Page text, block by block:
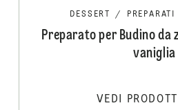
DESSERT / PREPARATI
Preparato per Budino da
vaniglia
VEDI